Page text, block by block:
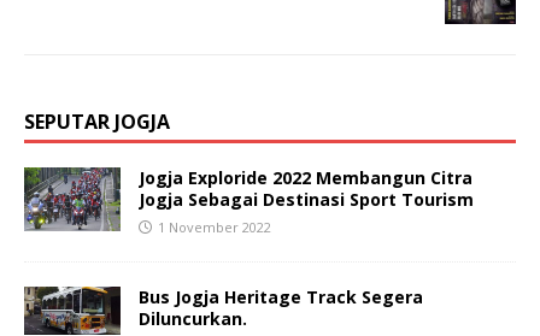
SEPUTAR JOGJA
Jogja Exploride 2022 Membangun Citra
Jogja Sebagai Destinasi Sport Tourism
1 November 2022
Bus Jogja Heritage Track Segera
Diluncurkan.